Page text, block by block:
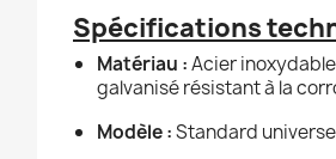
Spécifications
Matériau :Acier
galvanisé résistant à la
Modèle :Standard